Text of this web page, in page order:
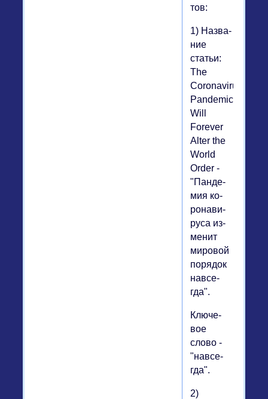
тов:
1) На­зва­
ние
статьи:
The
Coronavirus
Pandemic
Will
Forever
Alter the
World
Order -
"Пан­де­
мия ко­
ро­на­ви­
ру­са из­
ме­нит
ми­ро­вой
по­ря­док
на­все­
гда".
Клю­че­
вое
слово -
"на­все­
гда".
2)